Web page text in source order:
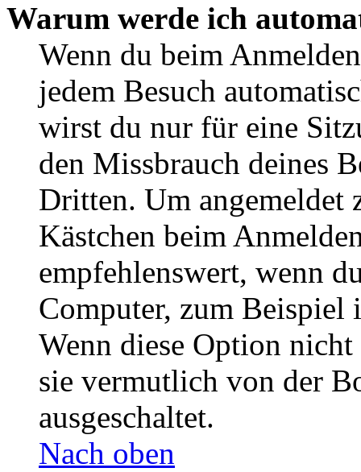
Warum werde ich
Wenn du beim
jedem Besuch
wirst du nur für eine
den Missbrauch deines
Dritten. Um angemeldet
Kästchen beim
empfehlenswert, wenn
Computer, zum Beispiel
Wenn diese Option
sie vermutlich von der
ausgeschaltet.
Nach oben